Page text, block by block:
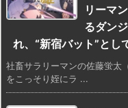
リーマ
るダン
れ、“新宿バット”とし
社畜サラリーマンの佐藤蛍太
をこっそり姪にラ ...